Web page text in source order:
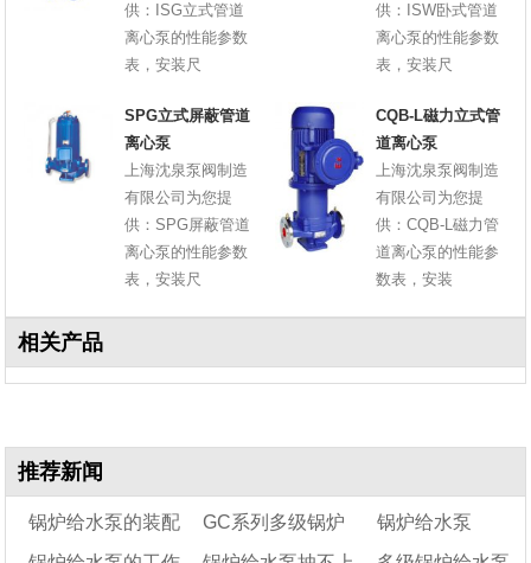
供：ISG立式管道
离心泵的性能参数
表，安装尺
供：ISW卧式管道
离心泵的性能参数
表，安装尺
SPG立式屏蔽管道
离心泵
上海沈泉泵阀制造
有限公司为您提
供：SPG屏蔽管道
离心泵的性能参数
表，安装尺
CQB-L磁力立式管
道离心泵
上海沈泉泵阀制造
有限公司为您提
供：CQB-L磁力管
道离心泵的性能参
数表，安装
相关产品
推荐新闻
锅炉给水泵的装配 GC系列多级锅炉
锅炉给水泵